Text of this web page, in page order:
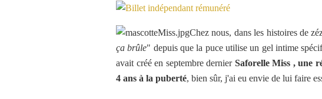
Chez nous, dans les histoires de
ça brûle" depuis que la puce utilise un gel intime
avait créé en septembre dernier Saforelle Miss , une
4 ans à la puberté, bien sûr, j'ai eu envie de lui faire